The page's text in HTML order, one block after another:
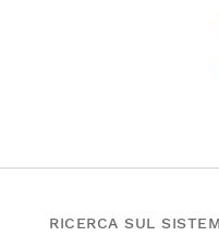
RICERCA SUL